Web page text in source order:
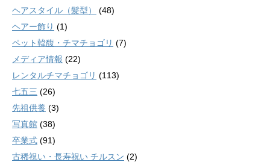
ヘアスタイル（髪型）
(48)
ヘアー飾り (1)
ペット韓馥・チマチョゴリ (7)
メディア情報 (22)
レンタルチマチョゴリ (113)
七五三 (26)
先祖供養 (3)
写真館 (38)
卒業式 (91)
古稀祝い・長寿祝い チルスン (2)